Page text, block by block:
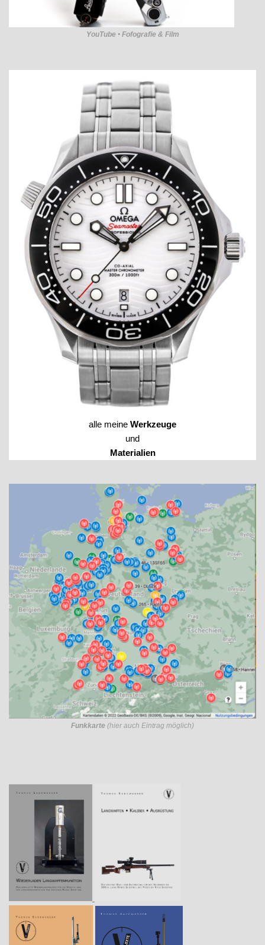
YouTube • Fofografie & Film
alle meine Werkzeuge
und
Materialien
Funkkarte (hier auch Eintrag möglich)